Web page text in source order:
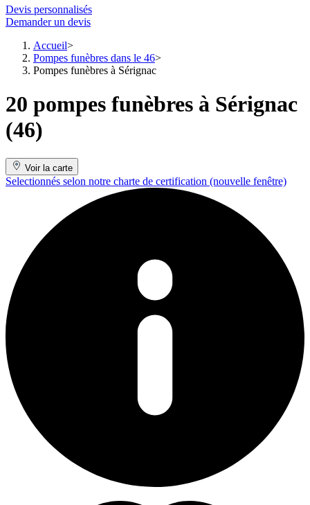
Devis personnalisés
Demander un devis
Accueil
Pompes funèbres dans le 46
Pompes funèbres à Sérignac
20 pompes funèbres à Sérignac
(46)
Voir la carte
Selectionnés selon notre charte de certification (nouvelle fenêtre)